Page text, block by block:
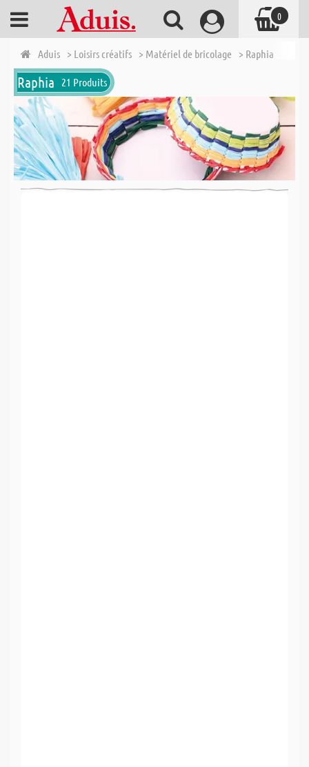
Aduis > Loisirs créatifs > Matériel de bricolage > Raphia
Raphia 21 Produits
0